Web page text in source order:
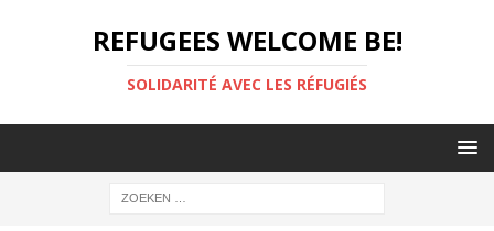
REFUGEES WELCOME BE!
SOLIDARITÉ AVEC LES RÉFUGIÉS